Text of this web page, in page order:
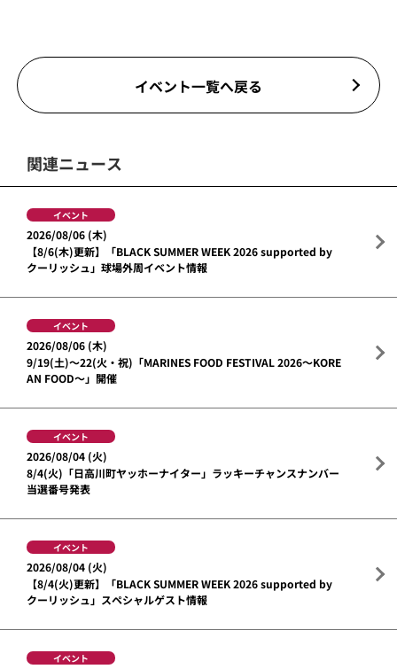
イベント一覧へ戻る
関連ニュース
イベント
2026/08/06 (木)
【8/6(木)更新】「BLACK SUMMER WEEK 2026 supported by
クーリッシュ」球場外周イベント情報
イベント
2026/08/06 (木)
9/19(土)～22(火・祝)「MARINES FOOD FESTIVAL 2026～KORE
AN FOOD～」開催
イベント
2026/08/04 (火)
8/4(火)「日高川町ヤッホーナイター」ラッキーチャンスナンバー
当選番号発表
イベント
2026/08/04 (火)
【8/4(火)更新】「BLACK SUMMER WEEK 2026 supported by
クーリッシュ」スペシャルゲスト情報
イベント